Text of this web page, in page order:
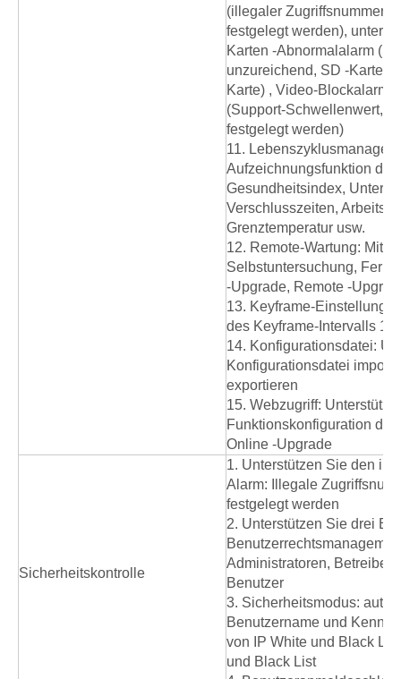
(illegaler Zugriffsnummer,
festgelegt werden),
Karten -Abnormalalarm
unzureichend, SD -
Karte) , Video-Blockalarm,
(Support-Schwellenwert,
festgelegt werden)
11.
Aufzeichnungsfunktion des
Gesundheitsindex,
Verschlusszeiten,
Grenztemperatur usw.
12. Remote-Wartung: Mit
Selbstuntersuchung,
-Upgrade, Remote -
13. Keyframe-
des Keyframe-Intervalls
14. Konfigurationsdatei:
Konfigurationsdatei
exportieren
15. Webzugriff:
Funktionskonfiguration der
Online -Upgrade
Sicherheitskontrolle
1. Unterstützen Sie den
Alarm: Illegale
festgelegt werden
2. Unterstützen Sie drei
Administratoren, Betreiber,
Benutzer
3. Sicherheitsmodus:
Benutzername und
von IP White und Black
und Black List